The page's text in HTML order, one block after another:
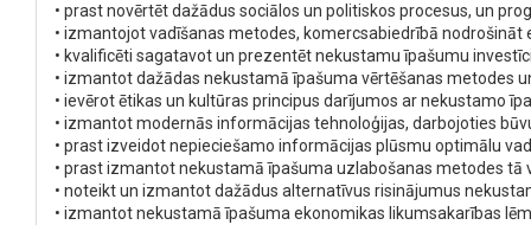
• prast novērtēt dažādus sociālos un politiskos procesus, un
• izmantojot vadīšanas metodes, komercsabiedrībā
• kvalificēti sagatavot un prezentēt nekustamu īpašumu
• izmantot dažādas nekustamā īpašuma vērtēšanas metodes
• ievērot ētikas un kultūras principus darījumos ar nekustamo
• izmantot modernās informācijas tehnoloģijas, darbojoties
• prast izveidot nepieciešamo informācijas plūsmu optimālu
• prast izmantot nekustamā īpašuma uzlabošanas metodes tā
• noteikt un izmantot dažādus alternatīvus risinājumus
• izmantot nekustamā īpašuma ekonomikas likumsakarības